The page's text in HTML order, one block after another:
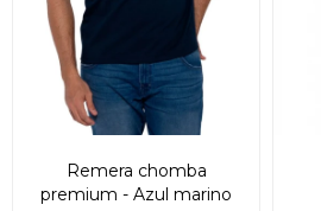
Remera chomba
premium - Azul marino